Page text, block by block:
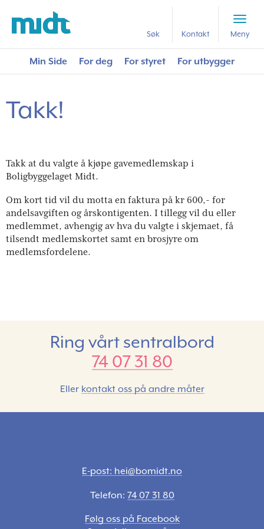
Søk Kontakt Meny
Min Side For deg For styret For utbygger
Forside Gaven som øker i verdi
Takk!
Takk at du valgte å kjøpe gavemedlemskap i
Boligbyggelaget Midt.
Om kort tid vil du motta en faktura på kr 600,- for
andelsavgiften og årskontigenten. I tillegg vil du eller
medlemmet, avhengig av hva du valgte i skjemaet, få
tilsendt medlemskortet samt en brosjyre om
medlemsfordelene.
Ring vårt sentralbord
74 07 31 80
Eller kontakt oss på andre måter
E-post: hei@bomidt.no
Telefon: 74 07 31 80
Følg oss på Facebook